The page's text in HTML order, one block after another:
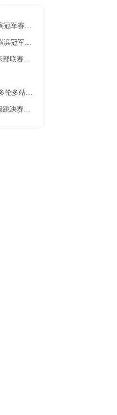
向鹏0-3张本智和 无缘WTT横滨冠军赛男单8强
王艺迪3-1胜郑怡静 晋级WTT横滨冠军赛女单8强
[跆拳道]跆拳道大满贯世青俱乐部联赛总决赛南京开赛
[网球]不敌世界第一 张帅无缘多伦多站单打16强
[田径]王卓越和蔡子琦晋级三级跳决赛争冠